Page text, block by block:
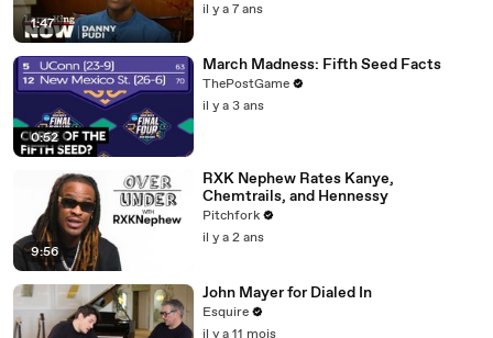
1:47
il y a 7 ans
0:52
March Madness: Fifth Seed Facts
ThePostGame
il y a 3 ans
9:56
RXK Nephew Rates Kanye,
Chemtrails, and Hennessy
Pitchfork
il y a 2 ans
John Mayer for Dialed In
Esquire